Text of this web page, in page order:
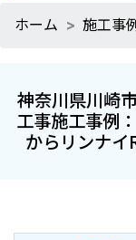
ホーム 施工事
神奈川県川崎
工事施工事例
からリンナ